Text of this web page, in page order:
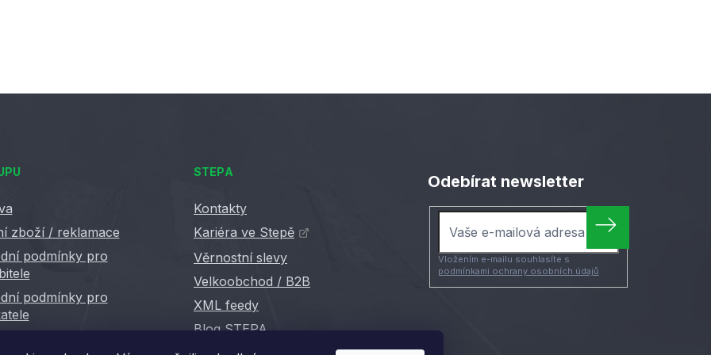
zboží / reklamace
podmínky pro
podmínky pro
STEPA
Kontakty
Kariéra ve Stepě
Věrnostní slevy
Velkoobchod / B2B
XML feedy
Blog STEPA
Odebírat newsletter
Vložením e-mailu souhlasíte s
podmínkami ochrany osobních údajů